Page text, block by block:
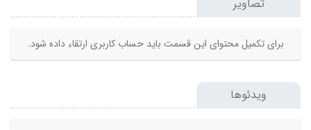
تصاویر
برای تکمیل محتوای این قسمت باید حساب کاربری ارتقاء داده شود.
ویدئوها